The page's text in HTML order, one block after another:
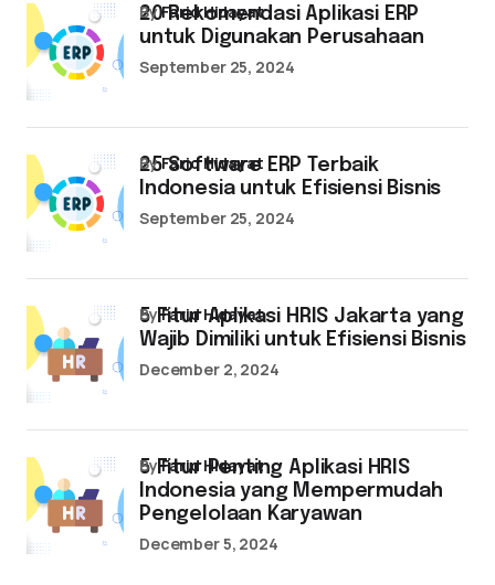
20 Rekomendasi Aplikasi ERP
untuk Digunakan Perusahaan
byFarid Hidayat
September 25, 2024
25 Software ERP Terbaik
Indonesia untuk Efisiensi Bisnis
byFarid Hidayat
September 25, 2024
5 Fitur Aplikasi HRIS Jakarta yang
Wajib Dimiliki untuk Efisiensi Bisnis
byFarid Hidayat
December 2, 2024
5 Fitur Penting Aplikasi HRIS
Indonesia yang Mempermudah
Pengelolaan Karyawan
byFarid Hidayat
December 5, 2024